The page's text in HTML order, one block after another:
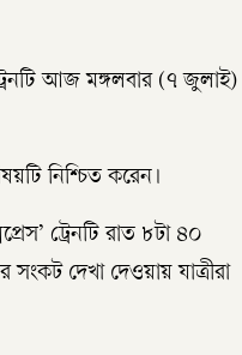
আজ মঙ্গলবার (৭ জুলাই)
নিশ্চিত করেন।
ট্রেনটি রাত ৮টা ৪০
সংকট দেখা দেওয়ায় যাত্রীরা